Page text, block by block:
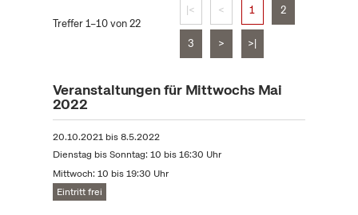
Treffer 1–10 von 22
|< < 1 2
3 > >|
Veranstaltungen für Mittwochs Mai
2022
20.10.2021bis8.5.2022
Dienstag bis Sonntag: 10 bis 16:30 Uhr
Mittwoch: 10 bis 19:30 Uhr
Eintritt frei